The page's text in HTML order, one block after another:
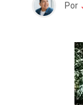
Por